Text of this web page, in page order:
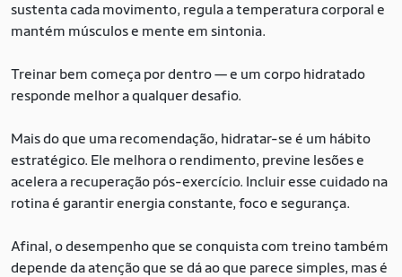
sustenta cada movimento, regula a temperatura corporal e
mantém músculos e mente em sintonia.
Treinar bem começa por dentro — e um corpo hidratado
responde melhor a qualquer desafio.
Mais do que uma recomendação, hidratar-se é um hábito
estratégico. Ele melhora o rendimento, previne lesões e
acelera a recuperação pós-exercício. Incluir esse cuidado na
rotina é garantir energia constante, foco e segurança.
Afinal, o desempenho que se conquista com treino também
depende da atenção que se dá ao que parece simples, mas é